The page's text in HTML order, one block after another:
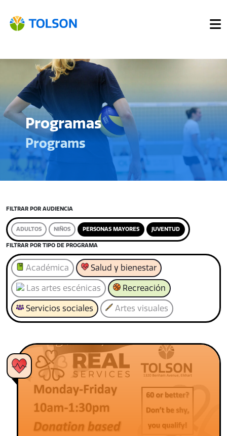
Programas
Programs
FILTRAR POR AUDIENCIA
ADULTOS NIÑOS PERSONAS MAYORES JUVENTUD
FILTRAR POR TIPO DE PROGRAMA
Académica Salud y bienestar
Las artes escénicas Recreación
Servicios sociales Artes visuales